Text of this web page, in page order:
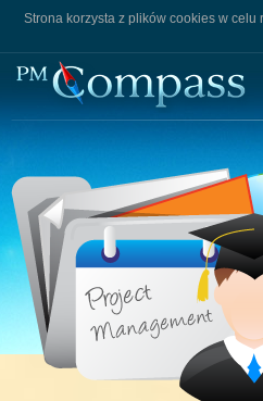
Strona korzysta z plików cookies w celu